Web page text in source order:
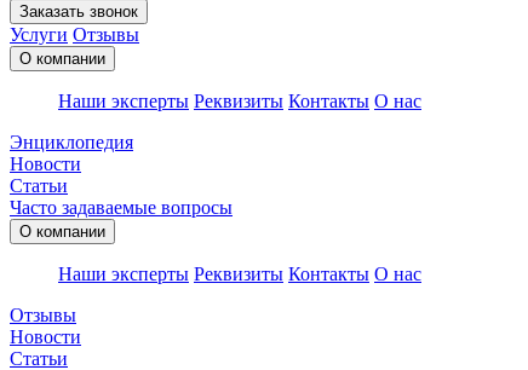
Заказать звонок
Услуги Отзывы
О компании
Наши эксперты Реквизиты Контакты О нас
Энциклопедия
Новости
Статьи
Часто задаваемые вопросы
О компании
Наши эксперты Реквизиты Контакты О нас
Отзывы
Новости
Статьи